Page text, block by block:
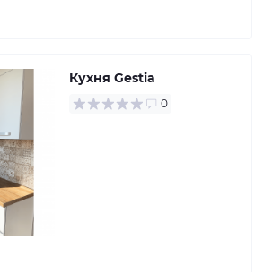
Кухня Gestia
0